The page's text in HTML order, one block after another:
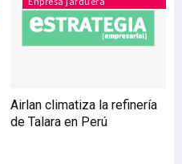
Airlan climatiza la refinería
de Talara en Perú